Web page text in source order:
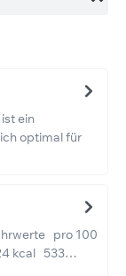
ein
optimal für
pro 100
kcal 533…